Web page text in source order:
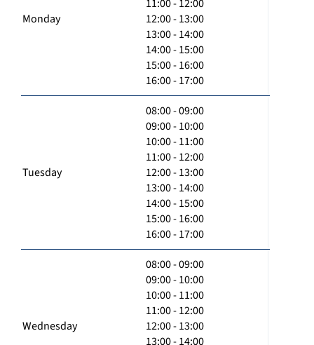
Monday
11:00 - 12:00
12:00 - 13:00
13:00 - 14:00
14:00 - 15:00
15:00 - 16:00
16:00 - 17:00
Tuesday
08:00 - 09:00
09:00 - 10:00
10:00 - 11:00
11:00 - 12:00
12:00 - 13:00
13:00 - 14:00
14:00 - 15:00
15:00 - 16:00
16:00 - 17:00
Wednesday
08:00 - 09:00
09:00 - 10:00
10:00 - 11:00
11:00 - 12:00
12:00 - 13:00
13:00 - 14:00